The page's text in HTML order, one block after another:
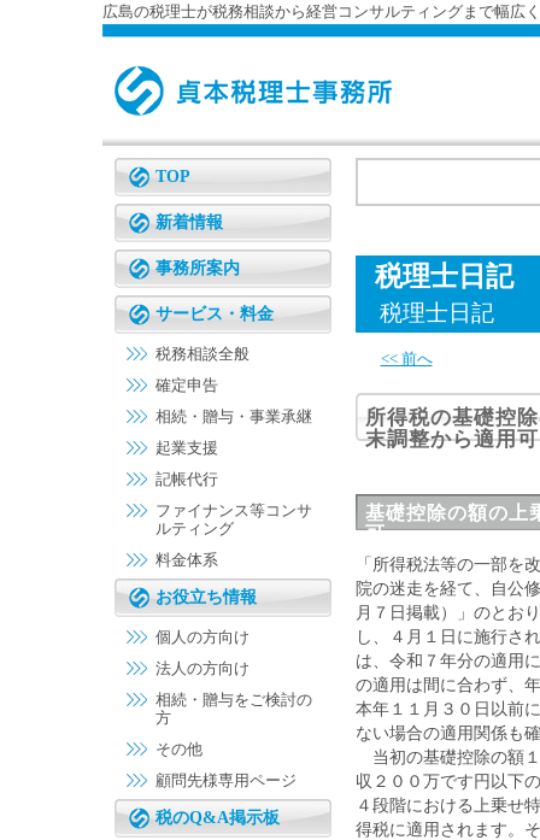
広島の税理士が税務相談から経営コンサルティングまで幅広
TOP
新着情報
事務所案内
サービス・料金
税務相談全般
確定申告
相続・贈与・事業承継
起業支援
記帳代行
ファイナンス等コンサ
ルティング
料金体系
お役立ち情報
個人の方向け
法人の方向け
相続・贈与をご検討の
方
その他
顧問先様専用ページ
税のQ&A掲示板
税理士日記
税理士日記
<< 前へ
所得税の基礎控
末調整から適用可
基礎控除の額の上
可
「所得税法等の一部を
院の迷走を経て、自公
月７日掲載）」のとお
し、４月１日に施行さ
は、令和７年分の適用
の適用は間に合わず、
本年１１月３０日以前
ない場合の適用関係も
当初の基礎控除の額
収２００万です円以下
４段階における上乗せ
得税に適用されます。